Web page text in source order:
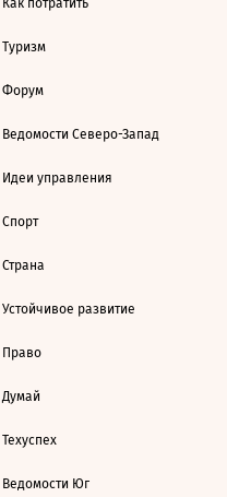
Как потратить
Туризм
Форум
Ведомости Северо-Запад
Идеи управления
Спорт
Страна
Устойчивое развитие
Право
Думай
Техуспех
Ведомости Юг